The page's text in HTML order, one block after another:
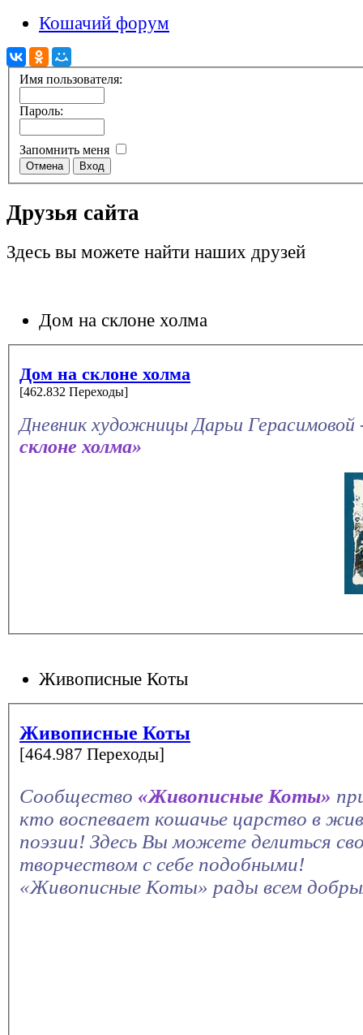
Кошачий форум
Имя пользователя:
Пароль:
Запомнить меня
Друзья сайта
Здесь вы можете найти наших друзей
Дом на склоне холма
Дом на склоне холма
[462.832 Переходы]
Дневник художницы Дарьи
склоне холма»
Живописные Коты
Живописные Коты
[464.987 Переходы]
Сообщество «Живописные Коты»
кто воспевает кошачье царство в
поэзии! Здесь Вы можете делиться
творчеством с себе подобными!
«Живописные Коты» рады всем